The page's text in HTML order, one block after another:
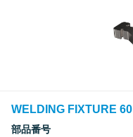
WELDING FIXTURE 60
部品番号